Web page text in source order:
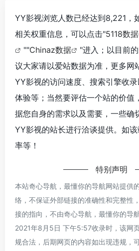
YY影视浏览人数已经达到8,221，
相关权重信息，可以点击"5118数据
""Chinaz数据
"进入；以目前
议大家请以爱站数据为准，更多网
YY影视的访问速度、搜索引擎收
体验等；当然要评估一个站的价值
据您自身的需求以及需要，一些确
YY影视的站长进行洽谈提供。如
率等！
特别声明
本站奇心导航，最懂你的导航网站提供
络，不保证外部链接的准确性和完整性
接的指向，不由奇心导航，最懂你的导
2021年8月5日 下午5:57收录时，该网
规合法，后期网页的内容如出现违规，